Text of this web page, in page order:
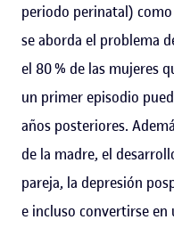
periodo perinatal)
se aborda el problema
el 80 % de las mujeres
un primer episodio
años posteriores.
de la madre, el
pareja, la depresión
e incluso convertirse